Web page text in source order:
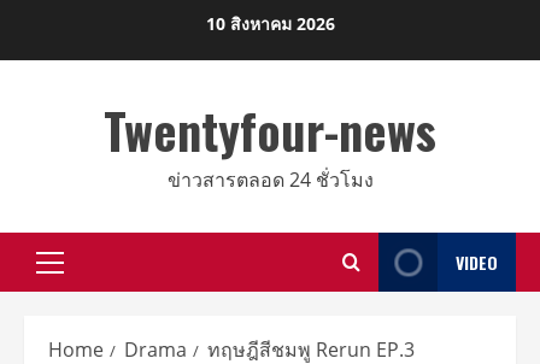
10 สิงหาคม 2026
Twentyfour-news
ข่าวสารตลอด 24 ชั่วโมง
Primary
VIDEO
Home Drama ทฤษฎีสีชมพู Rerun EP.3